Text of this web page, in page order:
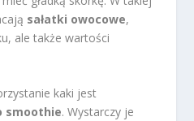
sałatki owocowe,
ale także wartości
kaki jest
smoothie. Wystarczy je